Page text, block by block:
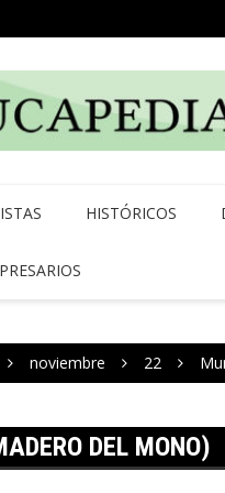
HISTÓRICOS
noviembre 22
DEL MONO)